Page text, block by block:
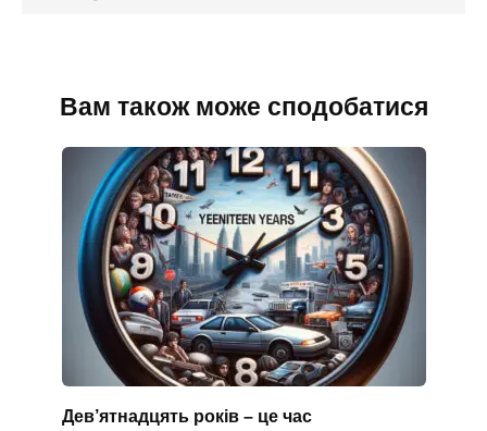
Вам також може сподобатися
Дев’ятнадцять років – це час